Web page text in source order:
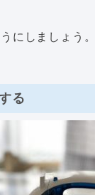
にしましょう
る